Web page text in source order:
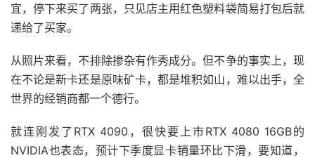
宜，停下来买了两张，只见店主用红色塑料袋简易打包后就
递给了买家。
从照片来看，不排除掺杂有作秀成分。但不争的事实上，现
在不论是新卡还是原味矿卡，都是堆积如山，难以出手，全
世界的经销商都一个德行。
就连刚发了RTX 4090，很快要上市RTX 4080 16GB的
NVIDIA也表态，预计下季度显卡销量环比下滑，要知道，